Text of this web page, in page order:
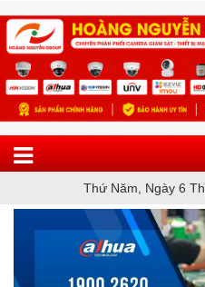
Thứ Năm, Ngày 6